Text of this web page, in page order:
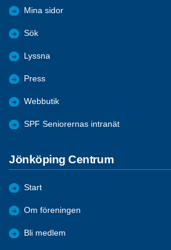
Mina sidor
Sök
Lyssna
Press
Webbutik
SPF Seniorernas intranät
Jönköping Centrum
Start
Om föreningen
Bli medlem